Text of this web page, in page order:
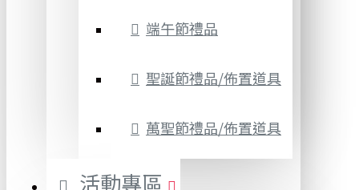
端午節禮品
聖誕節禮品/佈置道具
萬聖節禮品/佈置道具
活動專區